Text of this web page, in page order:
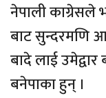
नेपाली काग्रेसले
बाट सुन्दरमणि
बादे लाई
बनेपाका हुन् ।